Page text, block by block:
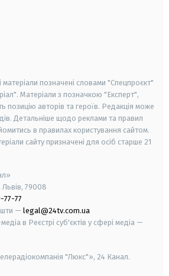
матеріали позначені словами "Спецпроєкт"
Матеріали з позначкою "Експерт",
позицію авторів та героїв. Редакція може
Детальніше щодо реклами та правил
в правилах користування сайтом.
сайту призначені для осіб старше 21
Львів, 79008
77-77
— legal@24tv.com.ua
в Реєстрі суб'єктів у сфері медіа —
"Люкс"», 24 Канал.